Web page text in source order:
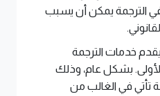
الترجمة يمكن أن يسبب
خدمات الترجمة
الأولى. بشكل عام، وذلك
تأتي في الغالب من